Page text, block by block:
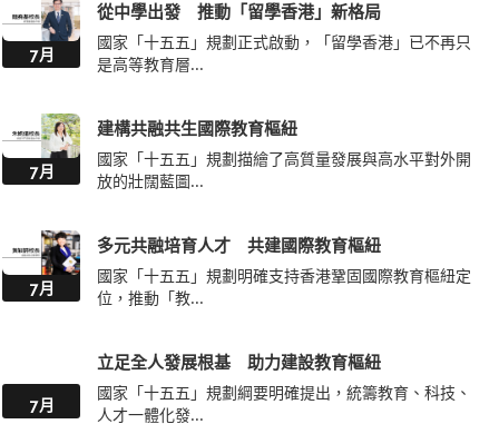
7月
從中學出發 推動「留學香港」新格局
國家「十五五」規劃正式啟動，「留學香港」已不再只
是高等教育層...
7月
建構共融共生國際教育樞紐
國家「十五五」規劃描繪了高質量發展與高水平對外開
放的壯闊藍圖...
7月
多元共融培育人才 共建國際教育樞紐
國家「十五五」規劃明確支持香港鞏固國際教育樞紐定
位，推動「教...
7月
立足全人發展根基 助力建設教育樞紐
國家「十五五」規劃綱要明確提出，統籌教育、科技、
人才一體化發...